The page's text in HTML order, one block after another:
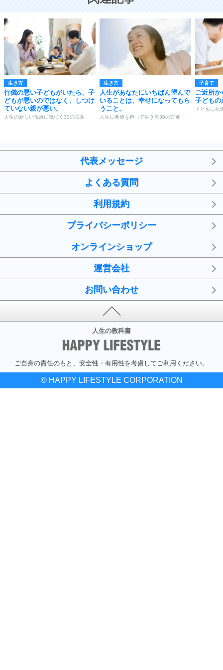
生き方
行儀の悪い子どもがいたら、子
どもが悪いのではなく、しつけ
ていない親が悪い。
人生の新しい視点に気づく30の言葉
生き方
人生があなたにいちばん望んで
いることは、幸せになってもら
うこと。
人生に希望を持って生きる30の言葉
子育て
ご近所
子どもの
子どもに礼
代表メッセージ
よくある質問
利用規約
プライバシーポリシー
オンラインショップ
運営会社
お問い合わせ
人生の教科書
ご自身の責任のもと、安全性・有用性を考慮してご利用ください。
© HAPPY LIFESTYLE CORPORATION